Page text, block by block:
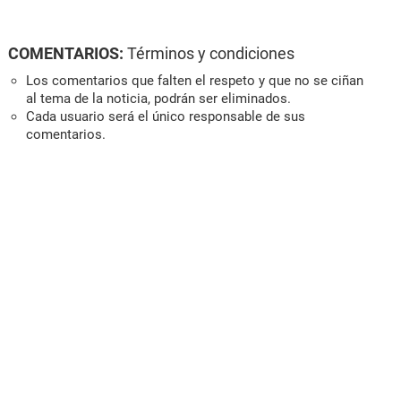
COMENTARIOS: Términos y condiciones
Los comentarios que falten el respeto y que no se ciñan
al tema de la noticia, podrán ser eliminados.
Cada usuario será el único responsable de sus
comentarios.